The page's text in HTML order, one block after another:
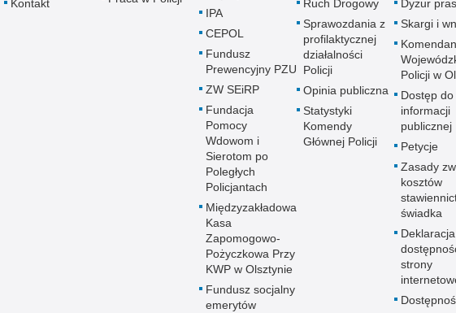
Kontakt
IPA
CEPOL
Fundusz
Prewencyjny PZU
ZW SEiRP
Fundacja
Pomocy
Wdowom i
Sierotom po
Poległych
Policjantach
Międzyzakładowa
Kasa
Zapomogowo-
Pożyczkowa Przy
KWP w Olsztynie
Fundusz socjalny
emerytów
Ruch Drogowy
Sprawozdania z
profilaktycznej
działalności
Policji
Opinia publiczna
Statystyki
Komendy
Głównej Policji
Dyżur
Skargi i
Policji w
Dostęp do
informacji
publicznej
Petycje
Zasady
kosztów
świadka
Deklaracja
strony